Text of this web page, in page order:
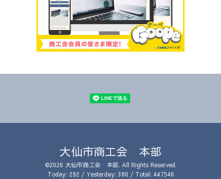
大仙市商工会 本部
©2026 大仙市商工会 本部. All Rights Reserved.
Today: 292 / Yesterday: 380 / Total: 447546